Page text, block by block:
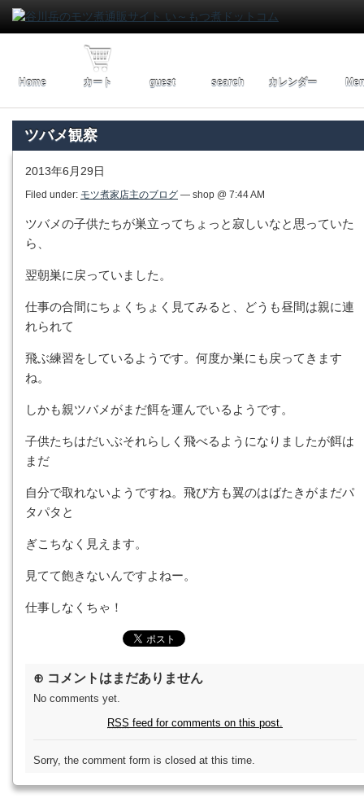
Home カート guest search カレンダー
ツバメ観察
2013年6月29日
Filed under: モツ煮家店主のブログ — shop @ 7:44 AM
ツバメの子供たちが巣立ってちょっと寂しいなと思っていた
ら、
翌朝巣に戻っていました。
仕事の合間にちょくちょく見てみると、どうも昼間は親に連
れられて
飛ぶ練習をしているようです。何度か巣にも戻ってきます
ね。
しかも親ツバメがまだ餌を運んでいるようです。
子供たちはだいぶそれらしく飛べるようになりましたが餌は
まだ
自分で取れないようですね。飛び方も翼のはばたきがまだパ
タパタと
ぎこちなく見えます。
見てて飽きないんですよねー。
仕事しなくちゃ！
⊕ コメントはまだありません
No comments yet.
RSS feed for comments on this post.
Sorry, the comment form is closed at this time.